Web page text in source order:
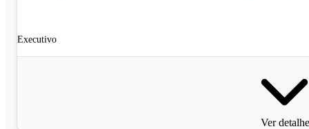
Executivo
Ver